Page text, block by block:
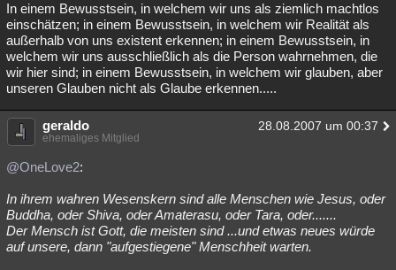
In einem Bewusstsein, in welchem wir uns als ziemlich machtlos
einschätzen; in einem Bewusstsein, in welchem wir Realität als
außerhalb von uns existent erkennen; in einem Bewusstsein, in
welchem wir uns ausschließlich als die Person wahrnehmen, die
wir hier sind; in einem Bewusstsein, in welchem wir glauben, aber
unseren Glauben nicht als Glaube erkennen.....
geraldo 28.08.2007 um 00:37
ehemaliges Mitglied
@OneLove2:
In ihrem wahren Wesenskern sind alle Menschen wie Jesus, oder
Buddha, oder Shiva, oder Amaterasu, oder Tara, oder.......
Der Mensch ist Gott, die meisten sind ...und etwas neues würde
auf unsere, dann "aufgestiegene" Menschheit warten.